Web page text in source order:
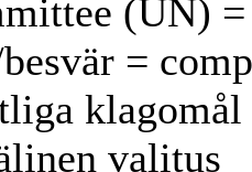
(UN)
=
valitus